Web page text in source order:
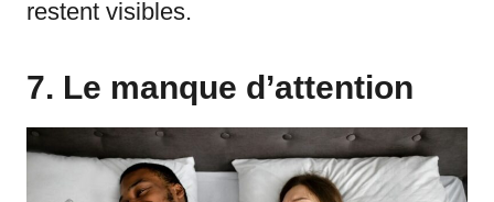
restent visibles.
7. Le manque d’attention